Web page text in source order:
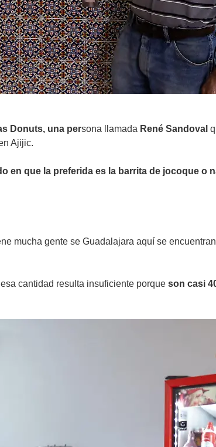
Donuts, una persona llamada René Sandoval
Ajijic.
en que la preferida es la barrita de jocoque o
mucha gente se Guadalajara aquí se
cantidad resulta insuficiente porque son casi